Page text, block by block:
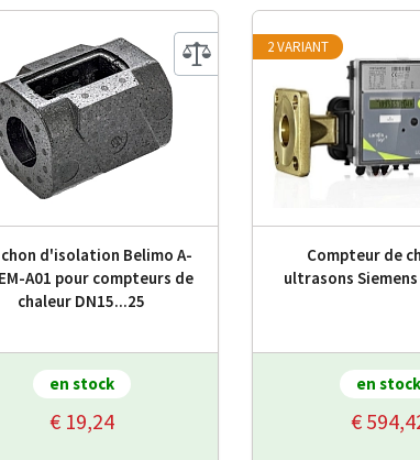
d'isolation Belimo A-
A01 pour compteurs de
chaleur DN15...25
en stock
€ 19,24
Compteur de
ultrasons
en stock
€
2 VARIANT